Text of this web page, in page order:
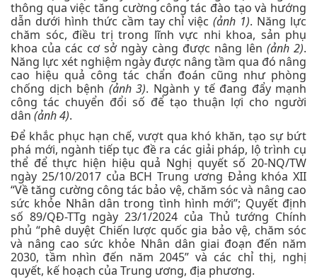
thông qua việc tăng cường công tác đào tạo và hướng
dẫn dưới hình thức cầm tay chỉ việc(ảnh 1). Năng lực
chăm sóc, điều trị trong lĩnh vực nhi khoa, sản phụ
khoa của các cơ sở ngày càng được nâng lên (ảnh 2).
Năng lực xét nghiệm ngày được nâng tầm qua đó nâng
cao hiệu quả công tác chẩn đoán cũng như phòng
chống dịch bệnh (ảnh 3). Ngành y tế đang đẩy mạnh
công tác chuyển đổi số để tạo thuận lợi cho người
dân (ảnh 4).
Để khắc phục hạn chế, vượt qua khó khăn, tạo sự bứt
phá mới, ngành tiếp tục đề ra các giải pháp, lộ trình cụ
thể để thực hiện hiệu quả Nghị quyết số 20-NQ/TW
ngày 25/10/2017 của BCH Trung ương Đảng khóa XII
“Về tăng cường công tác bảo vệ, chăm sóc và nâng cao
sức khỏe Nhân dân trong tình hình mới”; Quyết định
số 89/QĐ-TTg ngày 23/1/2024 của Thủ tướng Chính
phủ “phê duyệt Chiến lược quốc gia bảo vệ, chăm sóc
và nâng cao sức khỏe Nhân dân giai đoạn đến năm
2030, tầm nhìn đến năm 2045” và các chỉ thị, nghị
quyết, kế hoạch của Trung ương, địa phương.